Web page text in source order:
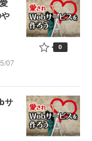
07
0
サ